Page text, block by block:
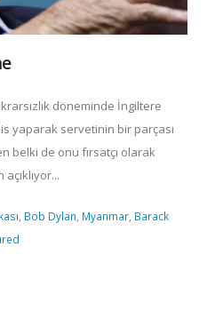
döneminde İngiltere
yaparak servetinin bir parçası
belki de onu fırsatçı olarak
, Bob Dylan, Myanmar, Barack